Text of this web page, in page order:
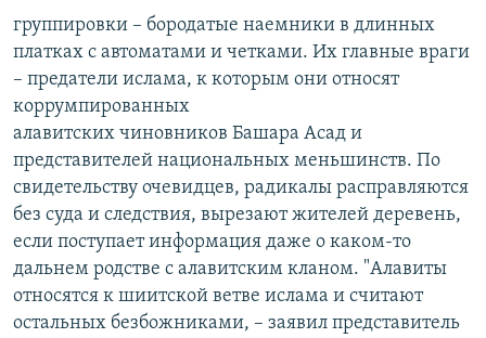
группировки – бородатые наемники в длинных
платках с автоматами и четками. Их главные враги
– предатели ислама, к которым они относят
коррумпированных
алавитских чиновников Башара Асад и
представителей национальных меньшинств. По
свидетельству очевидцев, радикалы расправляются
без суда и следствия, вырезают жителей деревень,
если поступает информация даже о каком-то
дальнем родстве с алавитским кланом. "Алавиты
относятся к шиитской ветве ислама и считают
остальных безбожниками, – заявил представитель